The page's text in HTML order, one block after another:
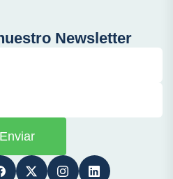
Newsletter
Enviar